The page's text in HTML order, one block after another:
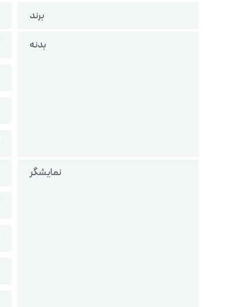
برند
بدنه
نمایشگر